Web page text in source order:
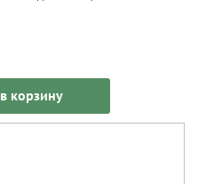
корзину